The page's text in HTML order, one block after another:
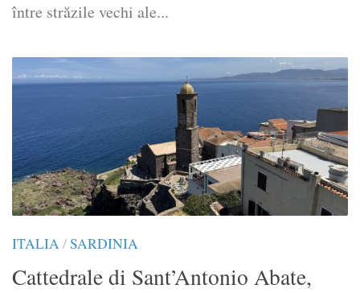
între străzile vechi ale...
ITALIA/SARDINIA
Cattedrale di Sant’Antonio Abate,